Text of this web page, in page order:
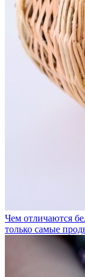
Чем отличаются
только самые